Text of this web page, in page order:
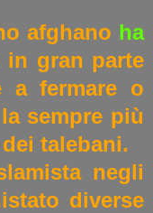
afghano ha
gran parte
a fermare o
sempre più
talebani.
negli
diverse